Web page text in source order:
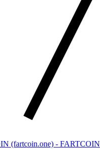
(fartcoin.one) - FARTCOIN